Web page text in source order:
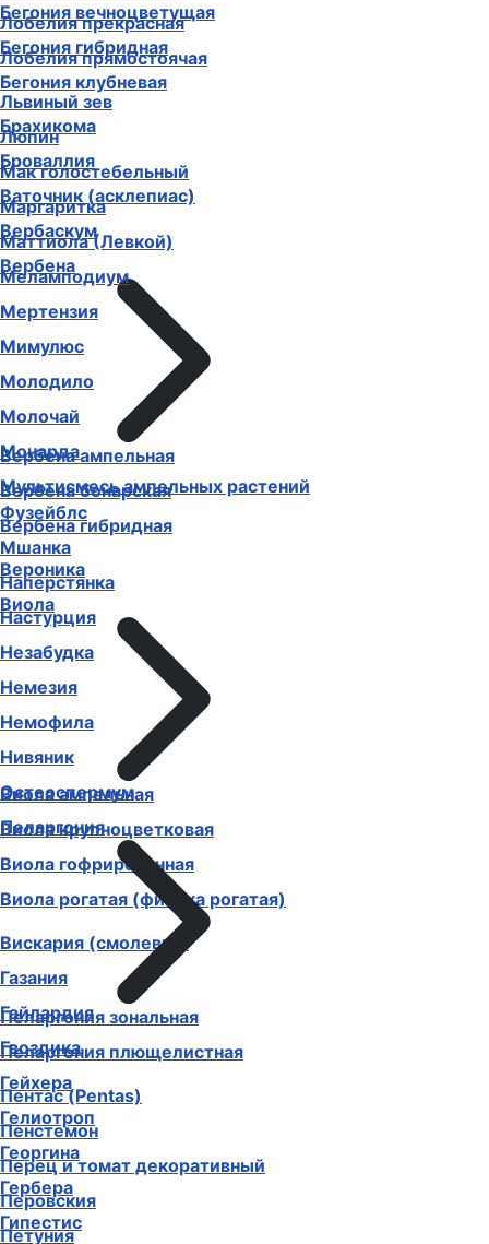
Бегония вечноцветущая
Бегония гибридная
Бегония клубневая
Брахикома
Броваллия
Ваточник (асклепиас)
Вербаскум
Вербена
Вербена ампельная
Вербена бонарская
Вербена гибридная
Вероника
Виола
Виола ампельная
Виола крупноцветковая
Виола гофрированная
Виола рогатая (фиалка рогатая)
Вискария (смолевка)
Газания
Гайлардия
Гвоздика
Гейхера
Гелиотроп
Георгина
Гербера
Гипестис
Лобелия прекрасная
Лобелия прямостоячая
Львиный зев
Люпин
Мак голостебельный
Маргаритка
Маттиола (Левкой)
Меламподиум
Мертензия
Мимулюс
Молодило
Молочай
Монарда
Мультисмесь ампельных растений
Фузейблс
Мшанка
Наперстянка
Настурция
Незабудка
Немезия
Немофила
Нивяник
Остеоспермум
Пеларгония
Пеларгония зональная
Пеларгония плющелистная
Пентас (Pentas)
Пенстемон
Перец и томат декоративный
Перовския
Петуния